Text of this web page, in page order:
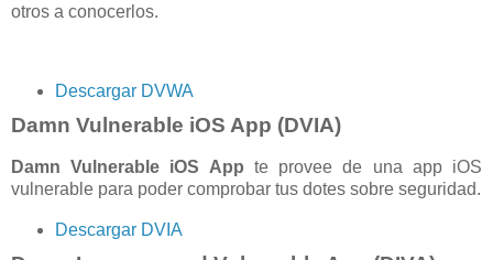
otros a conocerlos.
Descargar DVWA
Damn Vulnerable iOS App (DVIA)
Damn Vulnerable iOS App te provee de una app iOS
vulnerable para poder comprobar tus dotes sobre seguridad.
Descargar DVIA